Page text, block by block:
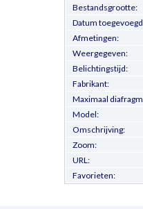
Bestandsgrootte:
Datum
Afmetingen:
Weergegeven:
Belichtingstijd:
Fabrikant:
Maximaal
Model:
Omschrijving:
Zoom:
URL:
Favorieten: